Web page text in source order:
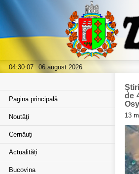
04:30:08 06 august 2026
Pagina principală
Noutăţi
Cernăuți
Actualități
Bucovina
de
13